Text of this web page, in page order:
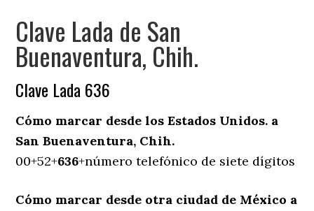
Clave Lada de San
Buenaventura, Chih.
Clave Lada 636
Cómo marcar desde los Estados Unidos. a
San Buenaventura, Chih.
00+52+636+número telefónico de siete dígitos
Cómo marcar desde otra ciudad de México a